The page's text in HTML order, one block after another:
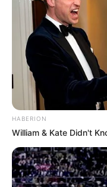
HABERION
William & Kate Didn't